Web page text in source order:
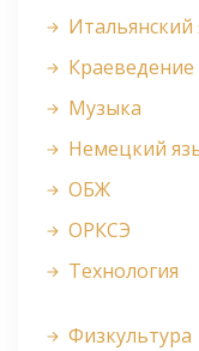
Итальянский
Краеведение
Музыка
Немецкий
ОБЖ
ОРКСЭ
Технология
Физкультура